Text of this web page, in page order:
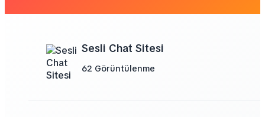
Sesli Chat Sitesi
62 Görüntülenme